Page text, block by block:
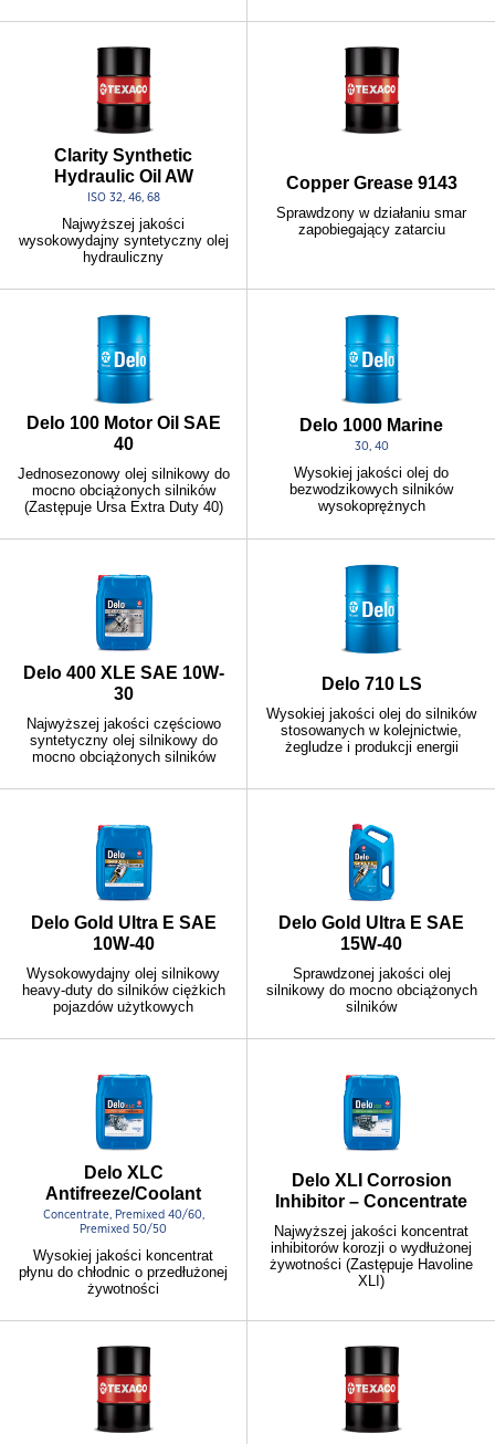
Clarity Synthetic
Hydraulic Oil AW
ISO 32, 46, 68
Najwyższej jakości
wysokowydajny syntetyczny olej
hydrauliczny
Copper Grease 9143
Sprawdzony w działaniu smar
zapobiegający zatarciu
Delo 100 Motor Oil SAE
40
Jednosezonowy olej silnikowy do
mocno obciążonych silników
(Zastępuje Ursa Extra Duty 40)
Delo 1000 Marine
30, 40
Wysokiej jakości olej do
bezwodzikowych silników
wysokoprężnych
Delo 400 XLE SAE 10W-
30
Najwyższej jakości częściowo
syntetyczny olej silnikowy do
mocno obciążonych silników
Delo 710 LS
Wysokiej jakości olej do silników
stosowanych w kolejnictwie,
żegludze i produkcji energii
Delo Gold Ultra E SAE
10W-40
Wysokowydajny olej silnikowy
heavy-duty do silników ciężkich
pojazdów użytkowych
Delo Gold Ultra E SAE
15W-40
Sprawdzonej jakości olej
silnikowy do mocno obciążonych
silników
Delo XLC
Antifreeze/Coolant
Concentrate, Premixed 40/60,
Premixed 50/50
Wysokiej jakości koncentrat
płynu do chłodnic o przedłużonej
żywotności
Delo XLI Corrosion
Inhibitor – Concentrate
Najwyższej jakości koncentrat
inhibitorów korozji o wydłużonej
żywotności (Zastępuje Havoline
XLI)